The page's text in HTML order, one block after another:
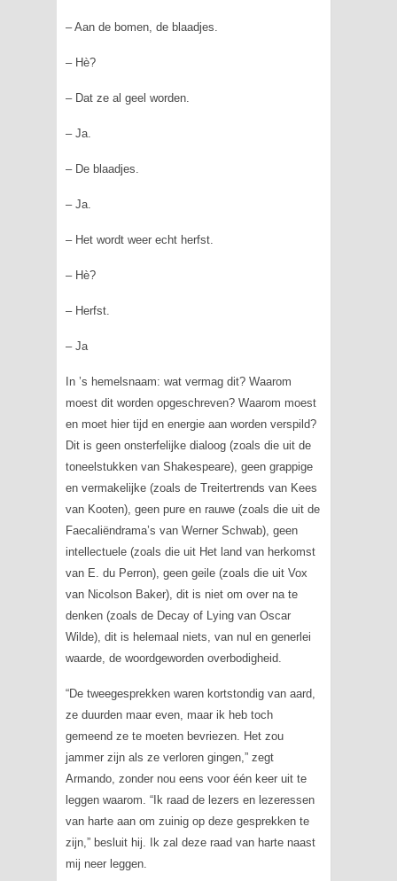
– Aan de bomen, de blaadjes.
– Hè?
– Dat ze al geel worden.
– Ja.
– De blaadjes.
– Ja.
– Het wordt weer echt herfst.
– Hè?
– Herfst.
– Ja
In ’s hemelsnaam: wat vermag dit? Waarom
moest dit worden opgeschreven? Waarom moest
en moet hier tijd en energie aan worden verspild?
Dit is geen onsterfelijke dialoog (zoals die uit de
toneelstukken van Shakespeare), geen grappige
en vermakelijke (zoals de Treitertrends van Kees
van Kooten), geen pure en rauwe (zoals die uit de
Faecaliëndrama’s van Werner Schwab), geen
intellectuele (zoals die uit Het land van herkomst
van E. du Perron), geen geile (zoals die uit Vox
van Nicolson Baker), dit is niet om over na te
denken (zoals de Decay of Lyingvan Oscar
Wilde), dit is helemaal niets, van nul en generlei
waarde, de woordgeworden overbodigheid.
“De tweegesprekken waren kortstondig van aard,
ze duurden maar even, maar ik heb toch
gemeend ze te moeten bevriezen. Het zou
jammer zijn als ze verloren gingen,” zegt
Armando, zonder nou eens voor één keer uit te
leggen waarom. “Ik raad de lezers en lezeressen
van harte aan om zuinig op deze gesprekken te
zijn,” besluit hij. Ik zal deze raad van harte naast
mij neer leggen.